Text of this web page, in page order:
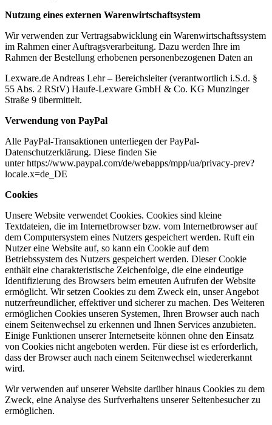
Nutzung eines externen Warenwirtschaftsystem
Wir verwenden zur Vertragsabwicklung ein Warenwirtschaftssystem
im Rahmen einer Auftragsverarbeitung. Dazu werden Ihre im
Rahmen der Bestellung erhobenen personenbezogenen Daten an
Lexware.de Andreas Lehr – Bereichsleiter (verantwortlich i.S.d. §
55 Abs. 2 RStV) Haufe-Lexware GmbH & Co. KG Munzinger
Straße 9 übermittelt.
Verwendung von PayPal
Alle PayPal-Transaktionen unterliegen der PayPal-
Datenschutzerklärung. Diese finden Sie
unter https://www.paypal.com/de/webapps/mpp/ua/privacy-prev?
locale.x=de_DE
Cookies
Unsere Website verwendet Cookies. Cookies sind kleine
Textdateien, die im Internetbrowser bzw. vom Internetbrowser auf
dem Computersystem eines Nutzers gespeichert werden. Ruft ein
Nutzer eine Website auf, so kann ein Cookie auf dem
Betriebssystem des Nutzers gespeichert werden. Dieser Cookie
enthält eine charakteristische Zeichenfolge, die eine eindeutige
Identifizierung des Browsers beim erneuten Aufrufen der Website
ermöglicht. Wir setzen Cookies zu dem Zweck ein, unser Angebot
nutzerfreundlicher, effektiver und sicherer zu machen. Des Weiteren
ermöglichen Cookies unseren Systemen, Ihren Browser auch nach
einem Seitenwechsel zu erkennen und Ihnen Services anzubieten.
Einige Funktionen unserer Internetseite können ohne den Einsatz
von Cookies nicht angeboten werden. Für diese ist es erforderlich,
dass der Browser auch nach einem Seitenwechsel wiedererkannt
wird.
Wir verwenden auf unserer Website darüber hinaus Cookies zu dem
Zweck, eine Analyse des Surfverhaltens unserer Seitenbesucher zu
ermöglichen.